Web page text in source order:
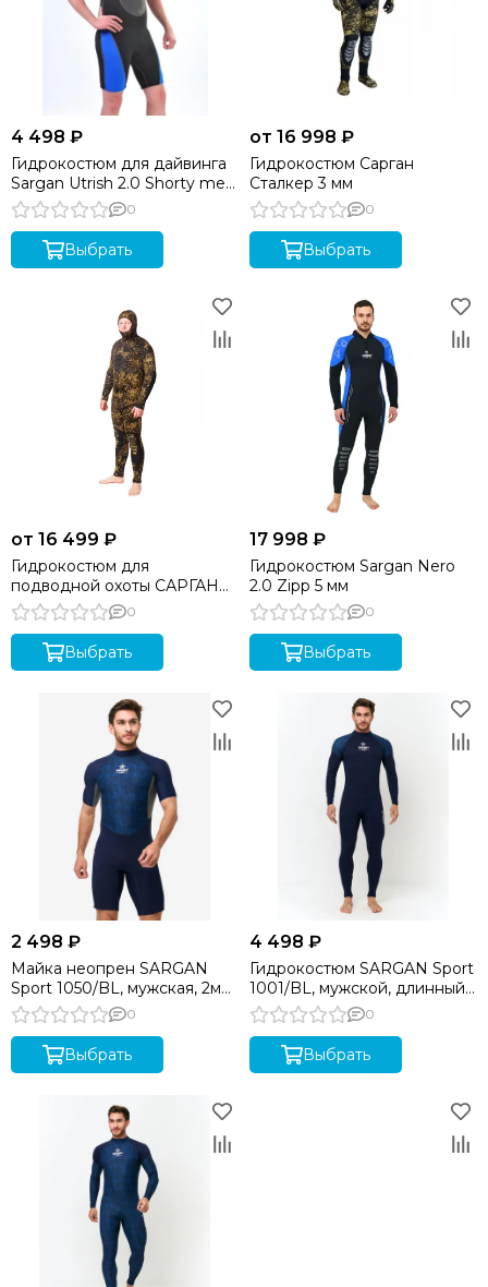
4 498 ₽
Гидрокостюм для дайвинга
Sargan Utrish 2.0 Shorty men
3 mm
0
Выбрать
от 16 998 ₽
Гидрокостюм Сарган
Сталкер 3 мм
0
Выбрать
от 16 499 ₽
Гидрокостюм для
подводной охоты САРГАН
"СИВУЧ" КАМО RD2.0 7 мм
0
Выбрать
17 998 ₽
Гидрокостюм Sargan Nero
2.0 Zipp 5 мм
0
Выбрать
2 498 ₽
Майка неопрен SARGAN
Sport 1050/BL, мужская, 2мм,
синий, р. 3XL
0
Выбрать
4 498 ₽
Гидрокостюм SARGAN Sport
1001/BL, мужской, длинный,
неопр.2мм, синий
0
Выбрать